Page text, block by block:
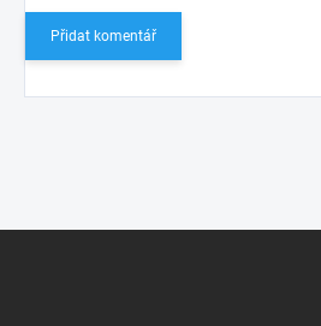
Přidat komentář